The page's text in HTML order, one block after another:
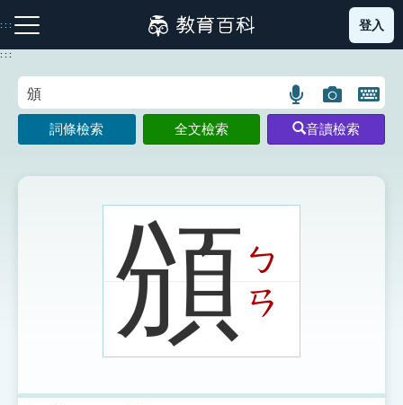
到
主
:::
注音索引圖示 筆畫索引圖示 部首索引表圖示
登入
:::
語
言
搜
示
圖
片
搜
開
鍵
圖
詞條檢索 全文檢索 音讀檢索
頒ㄅ
ㄢ